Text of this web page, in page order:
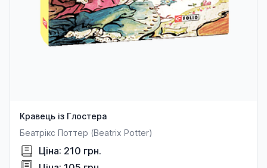
Кравець із Глостера
Беатрікс Поттер (Beatrix Potter)
Ціна: 210 грн.